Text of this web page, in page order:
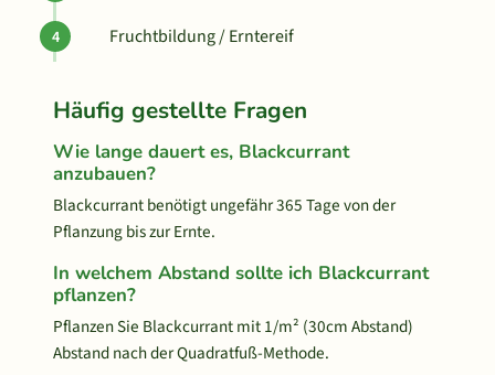
Fruchtbildung / Erntereif
Häufig gestellte Fragen
Wie lange dauert es, Blackcurrant
anzubauen?
Blackcurrant benötigt ungefähr 365 Tage von der
Pflanzung bis zur Ernte.
In welchem Abstand sollte ich Blackcurrant
pflanzen?
Pflanzen Sie Blackcurrant mit 1/m² (30cm Abstand)
Abstand nach der Quadratfuß-Methode.